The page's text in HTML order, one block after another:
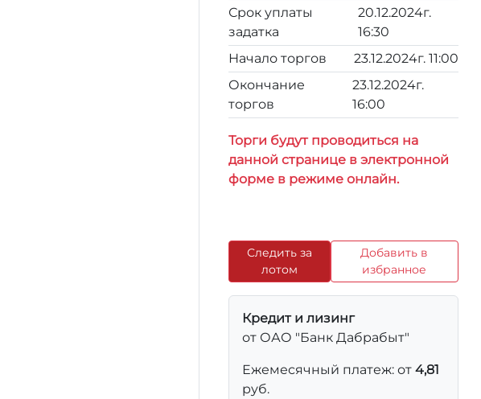
Срок уплаты
задатка
20.12.2024г.
16:30
Начало торгов
23.12.2024г. 11:00
Окончание
торгов
23.12.2024г.
16:00
Торги будут проводиться на
данной странице в электронной
форме в режиме онлайн.
Следить за
лотом
Добавить в
избранное
Кредит и лизинг
от ОАО "Банк Дабрабыт"
Ежемесячный платеж: от 4,81
руб.